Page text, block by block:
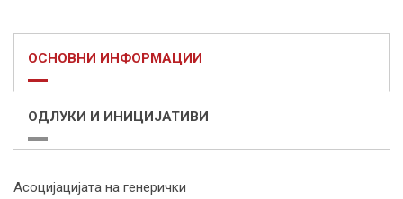
ОСНОВНИ ИНФОРМАЦИИ
ОДЛУКИ И ИНИЦИЈАТИВИ
Асоцијацијата на генерички